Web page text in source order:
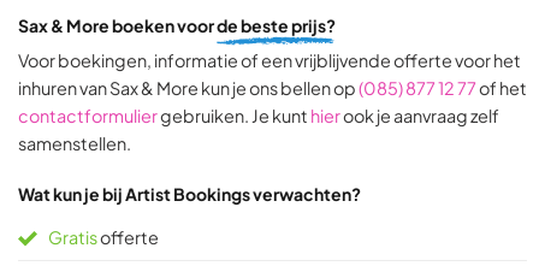
based
31
ratings
based
on
9
ratings
Sax & More boeken voorde beste prijs?
Voor boekingen, informatie of een vrijblijvende offerte voor het
inhuren van Sax & More kun je ons bellen op(085) 877 12 77of het
contactformuliergebruiken. Je kunt hierook je aanvraag zelf
samenstellen.
Wat kun je bij Artist Bookings verwachten?
Gratisofferte